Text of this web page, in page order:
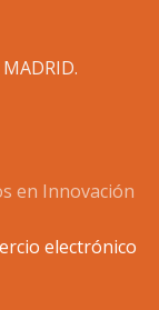
en Innovación
electrónico